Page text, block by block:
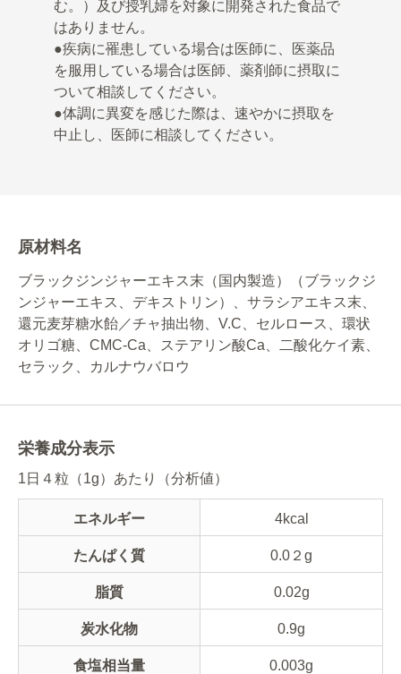
む。）及び授乳婦を対象に開発された食品で
はありません。
●疾病に罹患している場合は医師に、医薬品
を服用している場合は医師、薬剤師に摂取に
ついて相談してください。
●体調に異変を感じた際は、速やかに摂取を
中止し、医師に相談してください。
原材料名
ブラックジンジャーエキス末（国内製造）（ブラックジ
ンジャーエキス、デキストリン）、サラシアエキス末、
還元麦芽糖水飴／チャ抽出物、V.C、セルロース、環状
オリゴ糖、CMC-Ca、ステアリン酸Ca、二酸化ケイ素、
セラック、カルナウバロウ
栄養成分表示
1日４粒（1g）あたり（分析値）
エネルギー 4kcal
たんぱく質 0.0２g
脂質 0.02g
炭水化物 0.9g
食塩相当量 0.003g